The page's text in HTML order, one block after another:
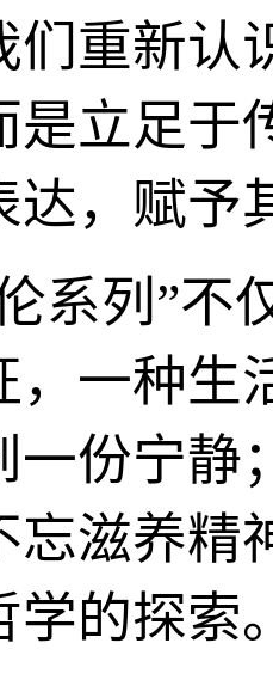
们重新认
是立足于
达，赋予
系列”不
，一种生
一份宁静
忘滋养精
学的探索